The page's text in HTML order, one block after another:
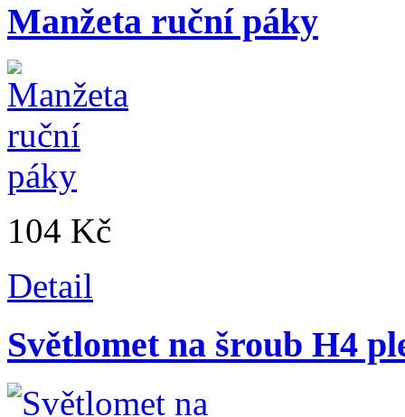
Manžeta ruční páky
104 Kč
Detail
Světlomet na šroub H4